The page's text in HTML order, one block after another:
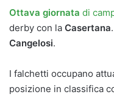
Ottava giornata di
derby con la Casertana
Cangelosi.
I falchetti occupano
posizione in classifica